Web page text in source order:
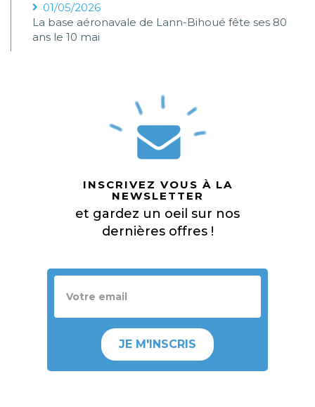
01/05/2026
La base aéronavale de Lann-Bihoué fête ses 80
ans le 10 mai
INSCRIVEZ VOUS À LA
NEWSLETTER
et gardez un oeil sur nos
dernières offres !
JE M'INSCRIS